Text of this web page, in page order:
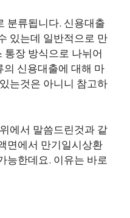
분류됩니다. 신용대출
있는데 일반적으로 만
장 방식으로 나뉘어
의 신용대출에 대해 마
는것은 아니니 참고하
에서 말씀드린것과 같
면에서 만기일시상환
능한데요. 이유는 바로